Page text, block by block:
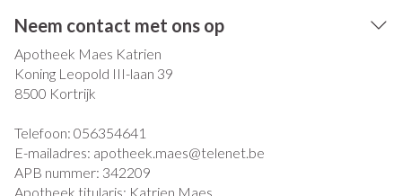
Neem contact met ons op
Apotheek Maes Katrien
Koning Leopold III-laan 39
8500 Kortrijk
Telefoon: 056354641
E-mailadres: apotheek.maes@telenet.be
APB nummer: 342209
Apotheek titularis: Katrien Maes